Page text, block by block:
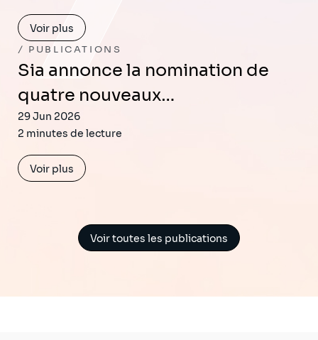
Voir plus
PUBLICATIONS
Sia annonce la nomination de
quatre nouveaux…
29 Jun 2026
2 minutes de lecture
Voir plus
Voir toutes les publications